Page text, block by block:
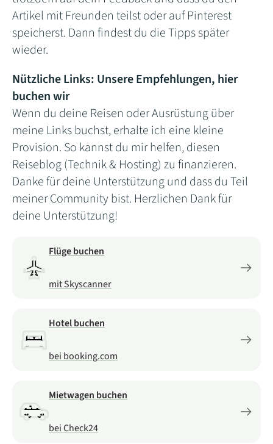
Artikel mit Freunden teilst oder auf Pinterest
speicherst. Dann findest du die Tipps später
wieder.
Nützliche Links: Unsere Empfehlungen, hier
buchen wir
Wenn du deine Reisen oder Ausrüstung über
meine Links buchst, erhalte ich eine kleine
Provision. So kannst du mir helfen, diesen
Reiseblog (Technik & Hosting) zu finanzieren.
Danke für deine Unterstützung und dass du Teil
meiner Community bist. Herzlichen Dank für
deine Unterstützung!
Flüge buchen
mit Skyscanner
Hotel buchen
bei booking.com
Mietwagen buchen
bei Check24